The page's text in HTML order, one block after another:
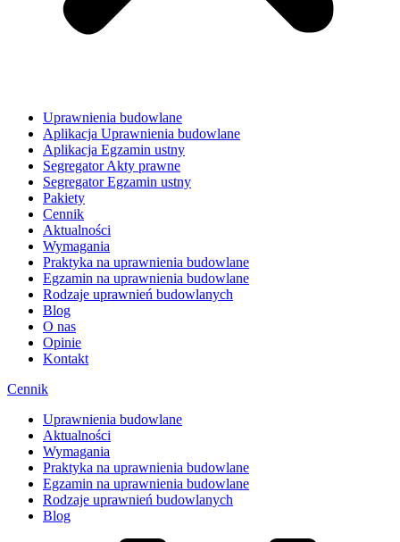
Uprawnienia budowlane
Aplikacja Uprawnienia budowlane
Aplikacja Egzamin ustny
Segregator Akty prawne
Segregator Egzamin ustny
Pakiety
Cennik
Aktualności
Wymagania
Praktyka na uprawnienia budowlane
Egzamin na uprawnienia budowlane
Rodzaje uprawnień budowlanych
Blog
O nas
Opinie
Kontakt
Cennik
Uprawnienia budowlane
Aktualności
Wymagania
Praktyka na uprawnienia budowlane
Egzamin na uprawnienia budowlane
Rodzaje uprawnień budowlanych
Blog